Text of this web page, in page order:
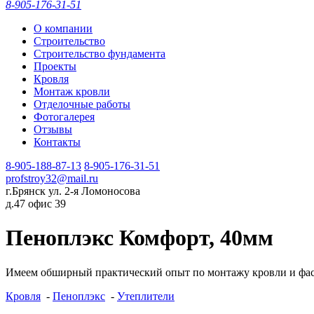
8-905-176-31-51
О компании
Строительство
Строительство фундамента
Проекты
Кровля
Монтаж кровли
Отделочные работы
Фотогалерея
Отзывы
Контакты
8-905-188-87-13 8-905-176-31-51
profstroy32@mail.ru
г.Брянск ул. 2-я Ломоносова
д.47 офис 39
Пеноплэкс Комфорт, 40мм
Имеем обширный практический опыт по монтажу кровли и
Кровля - Пеноплэкс - Утеплители